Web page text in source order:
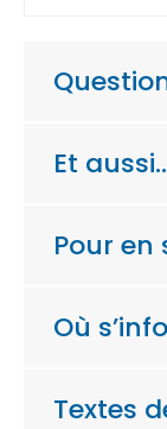
Et
Pour en
Où
Textes